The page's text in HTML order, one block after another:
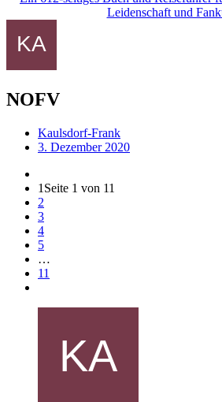
Leidenschaft und
NOFV
Kaulsdorf-Frank
3. Dezember 2020
1 Seite 1 von 11
2
3
4
5
…
11